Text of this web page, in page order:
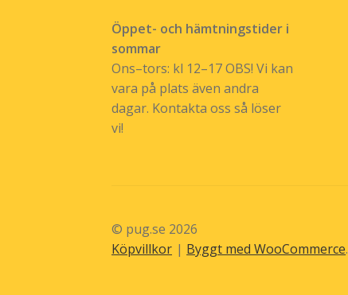
Öppet- och hämtningstider i
sommar
Ons–tors: kl 12–17 OBS! Vi kan
vara på plats även andra
dagar. Kontakta oss så löser
vi!
© pug.se 2026
Köpvillkor
Byggt med WooCommerce.